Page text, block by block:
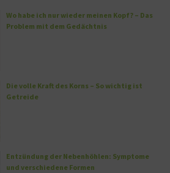
Wo habe ich nur wieder meinen Kopf? – Das
Problem mit dem Gedächtnis
Die volle Kraft des Korns – So wichtig ist
Getreide
Entzündung der Nebenhöhlen: Symptome
und verschiedene Formen